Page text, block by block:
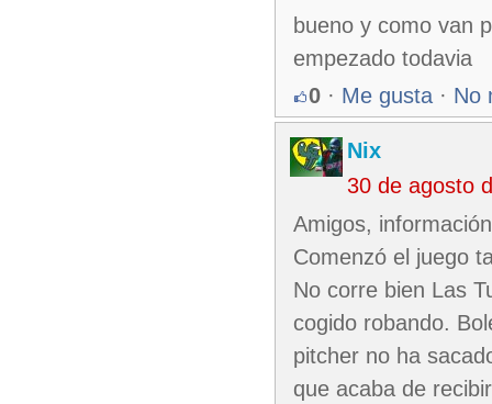
bueno y como van
empezado todavia
0 · Me gusta · No
Nix
30 de agosto
Amigos,
Comenzó el juego
No corre bien Las
cogido robando.
pitcher no ha
que acaba de